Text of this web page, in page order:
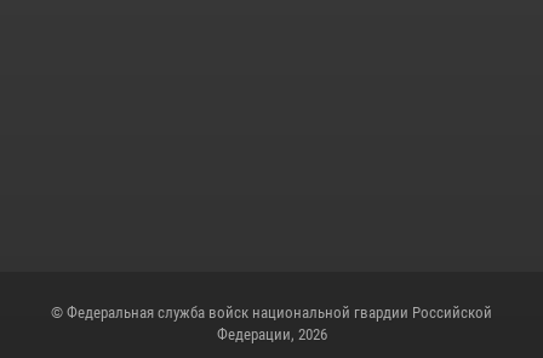
© Федеральная служба войск национальной гвардии Российской
Федерации, 2026